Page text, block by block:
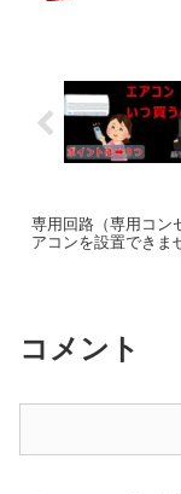
専用回路（専用コン
アコンを設置できま
コメント